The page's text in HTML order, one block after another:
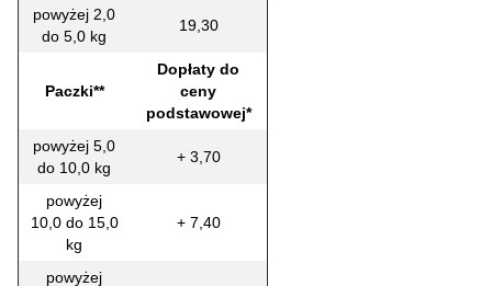
powyżej 2,0
do 5,0 kg
19,30
Paczki**
Dopłaty do
ceny
podstawowej*
powyżej 5,0
do 10,0 kg
+ 3,70
powyżej
10,0 do 15,0
kg
+ 7,40
powyżej